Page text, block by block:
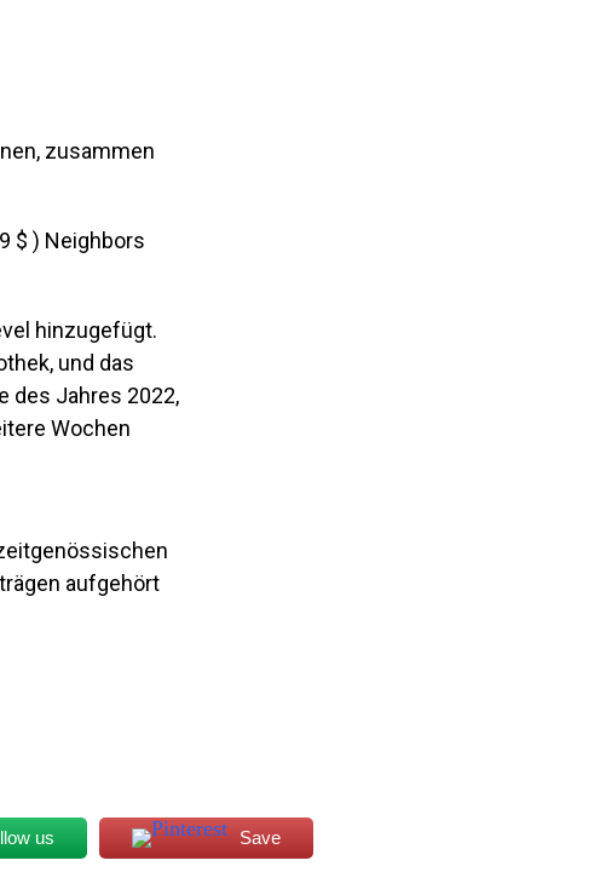
zusammen
$ ) Neighbors
hinzugefügt.
und das
des Jahres 2022,
Wochen
aufgehört
us Save